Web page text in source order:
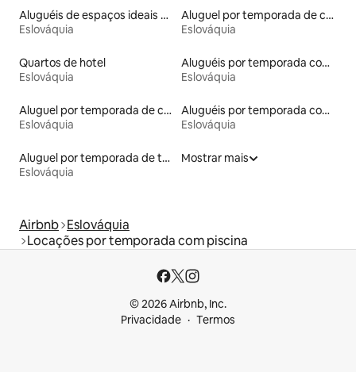
Aluguéis de espaços ideais para famílias
Eslováquia
Aluguel por temporada de casas na árvore
Eslováquia
Quartos de hotel
Eslováquia
Aluguéis por temporada com café da manhã
Eslováquia
Aluguel por temporada de casas-barco
Eslováquia
Aluguéis por temporada com banheira de hidromassagem
Eslováquia
Aluguel por temporada de townhouses
Eslováquia
Mostrar mais
Airbnb Eslováquia
Locações por temporada com piscina
© 2026 Airbnb, Inc.
Privacidade
Termos